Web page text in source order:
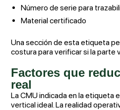
Número de serie para
Material certificado
Una sección de esta etiqueta
costura para verificar si la parte
Factores que
real
La CMU indicada en la etiqueta
vertical ideal. La realidad